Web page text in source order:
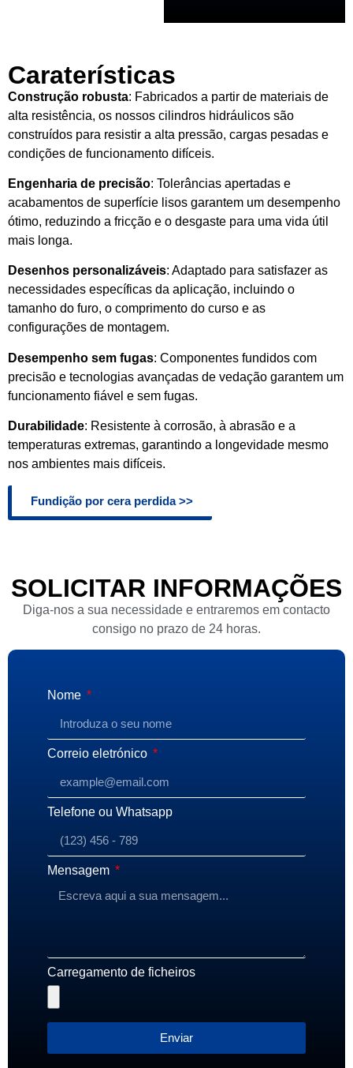
Caraterísticas
Construção robusta: Fabricados a partir de materiais de
alta resistência, os nossos cilindros hidráulicos são
construídos para resistir a alta pressão, cargas pesadas e
condições de funcionamento difíceis.
Engenharia de precisão: Tolerâncias apertadas e
acabamentos de superfície lisos garantem um desempenho
ótimo, reduzindo a fricção e o desgaste para uma vida útil
mais longa.
Desenhos personalizáveis: Adaptado para satisfazer as
necessidades específicas da aplicação, incluindo o
tamanho do furo, o comprimento do curso e as
configurações de montagem.
Desempenho sem fugas: Componentes fundidos com
precisão e tecnologias avançadas de vedação garantem um
funcionamento fiável e sem fugas.
Durabilidade: Resistente à corrosão, à abrasão e a
temperaturas extremas, garantindo a longevidade mesmo
nos ambientes mais difíceis.
Fundição por cera perdida >>
SOLICITAR INFORMAÇÕES
Diga-nos a sua necessidade e entraremos em contacto
consigo no prazo de 24 horas.
Nome
Correio eletrónico
Telefone ou Whatsapp
Mensagem
Carregamento de ficheiros
Enviar